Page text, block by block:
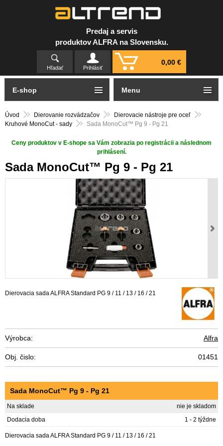
Predaj a servis
produktov ALFRA na Slovensku.
Hľadať Prihlásiť
0,00 €
Úvod Dierovanie rozvádzačov
Dierovacie nástroje pre oceľ
Kruhové MonoCut - sady
Sada MonoCut™ Pg 9 - Pg 21
Ceny produktov v E-shope sa Vám zobrazia po registrácii a následnom
prihlásení.
Sada MonoCut™ Pg 9 - Pg 21
Dierovacia sada ALFRA Standard PG 9 / 11 / 13 / 16 / 21
Výrobca: Alfra
Obj. čislo: 01451
Sada MonoCut™ Pg 9 - Pg 21
Na sklade
nie je skladom
Dodacia doba
1 - 2 týždne
Dierovacia sada ALFRA Standard PG 9 / 11 / 13 / 16 / 21
E-shop Menu